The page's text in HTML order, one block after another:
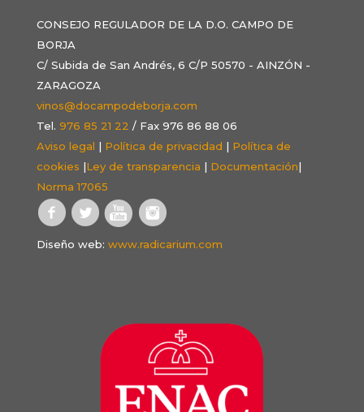
CONSEJO REGULADOR DE LA D.O. CAMPO DE
BORJA
C/ Subida de San Andrés, 6 C/P 50570 - AINZÓN -
ZARAGOZA
vinos@docampodeborja.com
Tel. 976 85 21 22 / Fax 976 86 88 06
Aviso legal | Política de privacidad | Política de
cookies |Ley de transparencia | Documentación|
Norma 17065
Diseño web: www.radicarium.com